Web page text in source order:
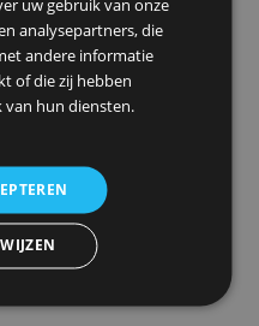
hangen af van
van 0,85% (zeer
jaar (zeer offensief).
de kosten
gebruik van
inhoud en advertenties
ons verkeer te analyseren.